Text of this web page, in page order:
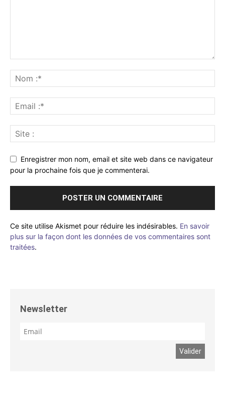
Enregistrer mon nom, email et site web dans ce navigateur
pour la prochaine fois que je commenterai.
Ce site utilise Akismet pour réduire les indésirables. En savoir
plus sur la façon dont les données de vos commentaires sont
traitées.
Newsletter